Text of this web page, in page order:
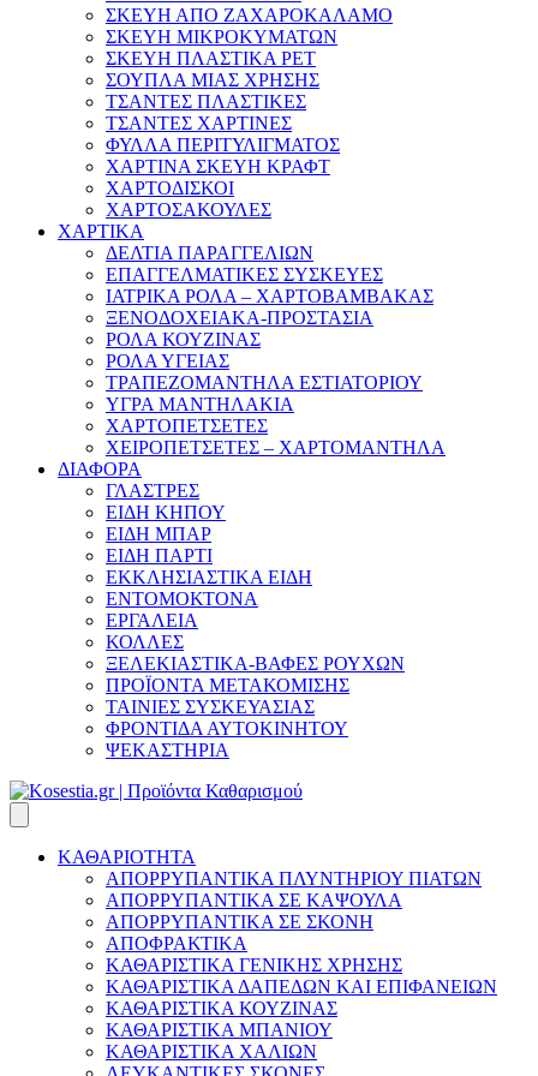
ΣΚΕΥΗ ΑΠΟ ΖΑΧΑΡΟΚΑΛΑΜΟ
ΣΚΕΥΗ ΜΙΚΡΟΚΥΜΑΤΩΝ
ΣΚΕΥΗ ΠΛΑΣΤΙΚΑ PET
ΣΟΥΠΛΑ ΜΙΑΣ ΧΡΗΣΗΣ
ΤΣΑΝΤΕΣ ΠΛΑΣΤΙΚΕΣ
ΤΣΑΝΤΕΣ ΧΑΡΤΙΝΕΣ
ΦΥΛΛΑ ΠΕΡΙΤΥΛΙΓΜΑΤΟΣ
ΧΑΡΤΙΝΑ ΣΚΕΥΗ ΚΡΑΦΤ
ΧΑΡΤΟΔΙΣΚΟΙ
ΧΑΡΤΟΣΑΚΟΥΛΕΣ
ΧΑΡΤΙΚΑ
ΔΕΛΤΙΑ ΠΑΡΑΓΓΕΛΙΩΝ
ΕΠΑΓΓΕΛΜΑΤΙΚΕΣ ΣΥΣΚΕΥΕΣ
ΙΑΤΡΙΚΑ ΡΟΛΑ – ΧΑΡΤΟΒΑΜΒΑΚΑΣ
ΞΕΝΟΔΟΧΕΙΑΚΑ-ΠΡΟΣΤΑΣΙΑ
ΡΟΛΑ ΚΟΥΖΙΝΑΣ
ΡΟΛΑ ΥΓΕΙΑΣ
ΤΡΑΠΕΖΟΜΑΝΤΗΛΑ ΕΣΤΙΑΤΟΡΙΟΥ
ΥΓΡΑ ΜΑΝΤΗΛΑΚΙΑ
ΧΑΡΤΟΠΕΤΣΕΤΕΣ
ΧΕΙΡΟΠΕΤΣΕΤΕΣ – ΧΑΡΤΟΜΑΝΤΗΛΑ
ΔΙΑΦΟΡΑ
ΓΛΑΣΤΡΕΣ
ΕΙΔΗ ΚΗΠΟΥ
ΕΙΔΗ ΜΠΑΡ
ΕΙΔΗ ΠΑΡΤΙ
ΕΚΚΛΗΣΙΑΣΤΙΚΑ ΕΙΔΗ
ΕΝΤΟΜΟΚΤΟΝΑ
ΕΡΓΑΛΕΙΑ
ΚΟΛΛΕΣ
ΞΕΛΕΚΙΑΣΤΙΚΑ-ΒΑΦΕΣ ΡΟΥΧΩΝ
ΠΡΟΪΟΝΤΑ ΜΕΤΑΚΟΜΙΣΗΣ
ΤΑΙΝΙΕΣ ΣΥΣΚΕΥΑΣΙΑΣ
ΦΡΟΝΤΙΔΑ ΑΥΤΟΚΙΝΗΤΟΥ
ΨΕΚΑΣΤΗΡΙΑ
ΚΑΘΑΡΙΟΤΗΤΑ
ΑΠΟΡΡΥΠΑΝΤΙΚΑ ΠΛΥΝΤΗΡΙΟΥ ΠΙΑΤΩΝ
ΑΠΟΡΡΥΠΑΝΤΙΚΑ ΣΕ ΚΑΨΟΥΛΑ
ΑΠΟΡΡΥΠΑΝΤΙΚΑ ΣΕ ΣΚΟΝΗ
ΑΠΟΦΡΑΚΤΙΚΑ
ΚΑΘΑΡΙΣΤΙΚΑ ΓΕΝΙΚΗΣ ΧΡΗΣΗΣ
ΚΑΘΑΡΙΣΤΙΚΑ ΔΑΠΕΔΩΝ ΚΑΙ ΕΠΙΦΑΝΕΙΩΝ
ΚΑΘΑΡΙΣΤΙΚΑ ΚΟΥΖΙΝΑΣ
ΚΑΘΑΡΙΣΤΙΚΑ ΜΠΑΝΙΟΥ
ΚΑΘΑΡΙΣΤΙΚΑ ΧΑΛΙΩΝ